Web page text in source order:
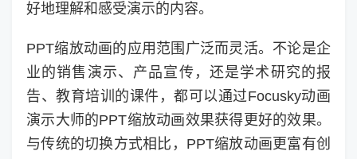
好地理解和感受演示的内容。
PPT缩放动画的应用范围广泛而灵活。不论是企
业的销售演示、产品宣传，还是学术研究的报
告、教育培训的课件，都可以通过Focusky动画
演示大师的PPT缩放动画效果获得更好的效果。
与传统的切换方式相比，PPT缩放动画更富有创